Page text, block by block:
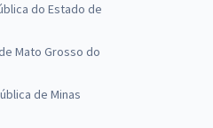
do Estado de
Mato Grosso do
de Minas